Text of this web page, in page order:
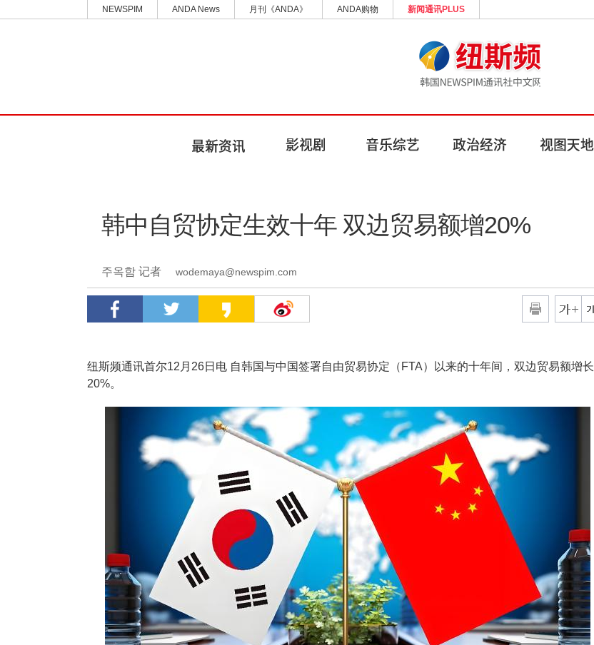
NEWSPIM ANDA News 月刊《ANDA》 ANDA购物 新闻通讯PLUS
韩中自贸协定生效十年 双边贸易额增20%
주옥함 记者 wodemaya@newspim.com
纽斯频通讯首尔12月26日电 自韩国与中国签署自由贸易协定（FTA）以来的十年间，双边贸易额增长
20%。